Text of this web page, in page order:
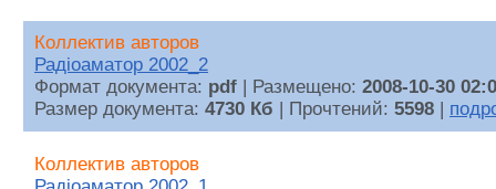
Коллектив авторов
Радiоаматор 2002_2
Формат документа: pdf | Размещено: 2008-10-30
Размер документа: 4730 Кб | Прочтений: 5598
Коллектив авторов